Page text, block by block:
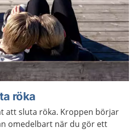
röka
att sluta röka. Kroppen börjar
omedelbart när du gör ett